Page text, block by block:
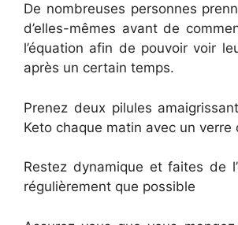
De nombreuses personnes
d’elles-mêmes avant de
l’équation afin de pouvoir voir
après un certain temps.
Prenez deux pilules
Keto chaque matin avec un verre
Restez dynamique et faites de
régulièrement que possible